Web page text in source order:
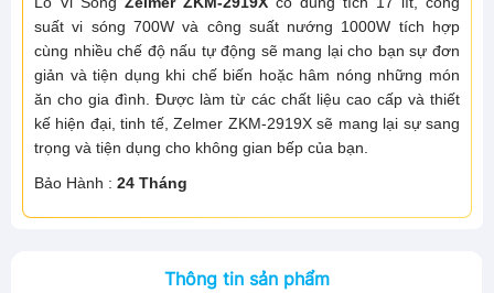
suất vi sóng 700W và công suất nướng 1000W tích hợp
cùng nhiều chế độ nấu tự động sẽ mang lại cho bạn sự đơn
giản và tiện dụng khi chế biến hoặc hâm nóng những món
ăn cho gia đình. Được làm từ các chất liệu cao cấp và thiết
kế hiện đại, tinh tế, Zelmer ZKM-2919X sẽ mang lại sự sang
trọng và tiện dụng cho không gian bếp của bạn.
Bảo Hành : 24 Tháng
Thông tin sản phẩm